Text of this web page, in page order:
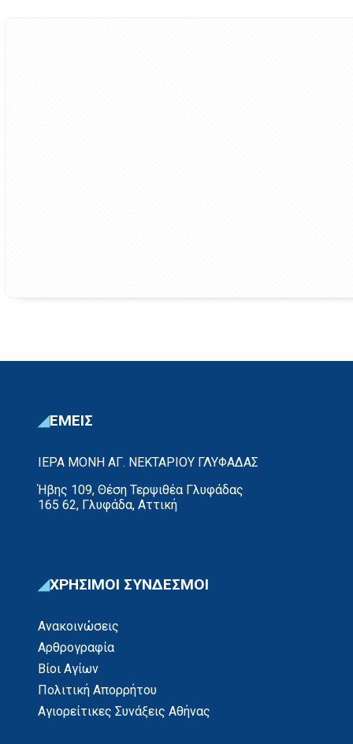
ΕΜΕΙΣ
ΙΕΡΑ ΜΟΝΗ ΑΓ. ΝΕΚΤΑΡΙΟΥ ΓΛΥΦΑΔΑΣ
Ήβης 109, Θέση Τερψιθέα Γλυφάδας
165 62, Γλυφάδα, Αττική
ΧΡΗΣΙΜΟΙ ΣΥΝΔΕΣΜΟΙ
Ανακοινώσεις
Αρθρογραφία
Βίοι Αγίων
Πολιτική Απορρήτου
Αγιορείτικες Συνάξεις Αθήνας